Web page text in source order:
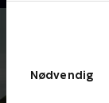
Nødvendig